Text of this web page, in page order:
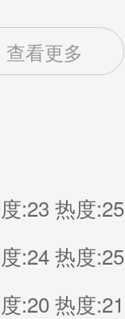
查看更多
:23 热度:25
:24热度:25
:20 热度:21